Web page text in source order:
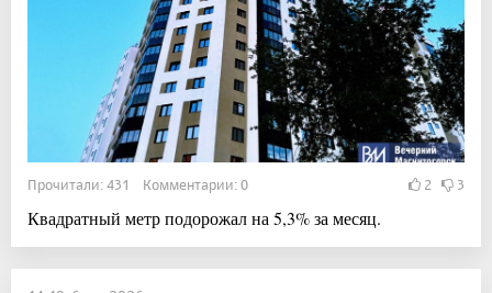
Прочитали: 431 Комментарии: 0 2 3
Квадратный метр подорожал на 5,3% за месяц.